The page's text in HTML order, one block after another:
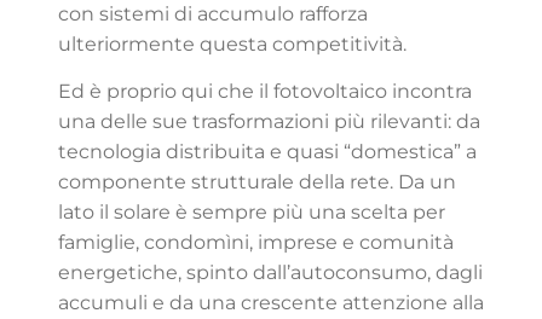
con sistemi di accumulo rafforza
ulteriormente questa competitività.
Ed è proprio qui che il fotovoltaico incontra
una delle sue trasformazioni più rilevanti: da
tecnologia distribuita e quasi “domestica” a
componente strutturale della rete. Da un
lato il solare è sempre più una scelta per
famiglie, condomìni, imprese e comunità
energetiche, spinto dall’autoconsumo, dagli
accumuli e da una crescente attenzione alla